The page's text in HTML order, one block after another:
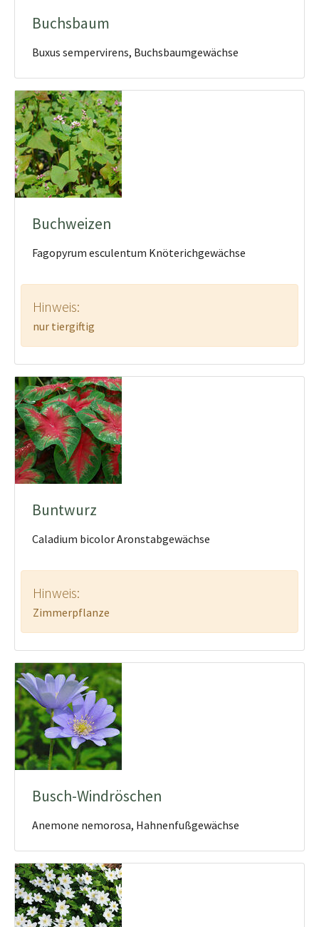
Buchsbaum
Buxus sempervirens, Buchsbaumgewächse
Buchweizen
Fagopyrum esculentum Knöterichgewächse
Hinweis:
nur tiergiftig
Buntwurz
Caladium bicolor Aronstabgewächse
Hinweis:
Zimmerpflanze
Busch-Windröschen
Anemone nemorosa, Hahnenfußgewächse